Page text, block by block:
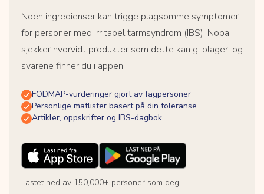
Noen ingredienser kan trigge plagsomme symptomer
for personer med irritabel tarmsyndrom (IBS). Noba
sjekker hvorvidt produkter som dette kan gi plager, og
svarene finner du i appen.
FODMAP-vurderinger gjort av fagpersoner
Personlige matlister basert på din toleranse
Artikler, oppskrifter og IBS-dagbok
Lastet ned av 150,000+ personer som deg